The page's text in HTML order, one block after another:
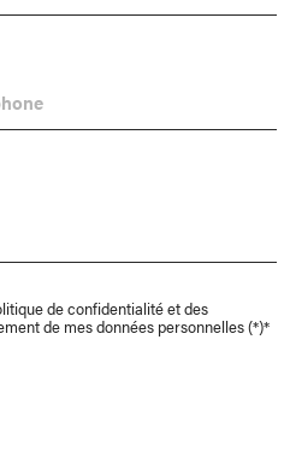
de confidentialité et des
de mes données personnelles (*)*